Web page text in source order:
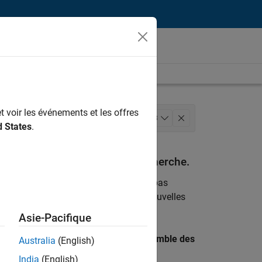
de l’information 3
à vos critères de recherche.
. Si malgré tout vous ne trouvez pas
pour vous tenir au courant des nouvelles
par lieu pour trouver l’ensemble des
voir les événements et les offres
States.
Asie-Pacifique
Australia (English)
India (English)